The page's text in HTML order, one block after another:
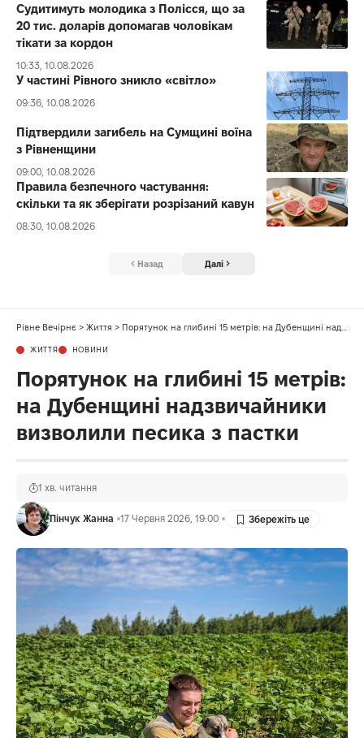
Судитимуть молодика з Полісся, що за
20 тис. доларів допомагав чоловікам
тікати за кордон
10:33, 10.08.2026
У частині Рівного зникло «світло»
09:36, 10.08.2026
Підтвердили загибель на Сумщині воїна
з Рівненщини
09:00, 10.08.2026
Правила безпечного частування:
скільки та як зберігати розрізаний кавун
08:30, 10.08.2026
Назад Далі
Рівне Вечірнє > Життя > Порятунок на глибині 15 метрів: на Дубенщині надзвичайники визволили песика з пастки
ЖИТТЯ НОВИНИ
Порятунок на глибині 15 метрів:
на Дубенщині надзвичайники
визволили песика з пастки
Пінчук Жанна 17 Червня 2026, 19:00
1 хв. читання